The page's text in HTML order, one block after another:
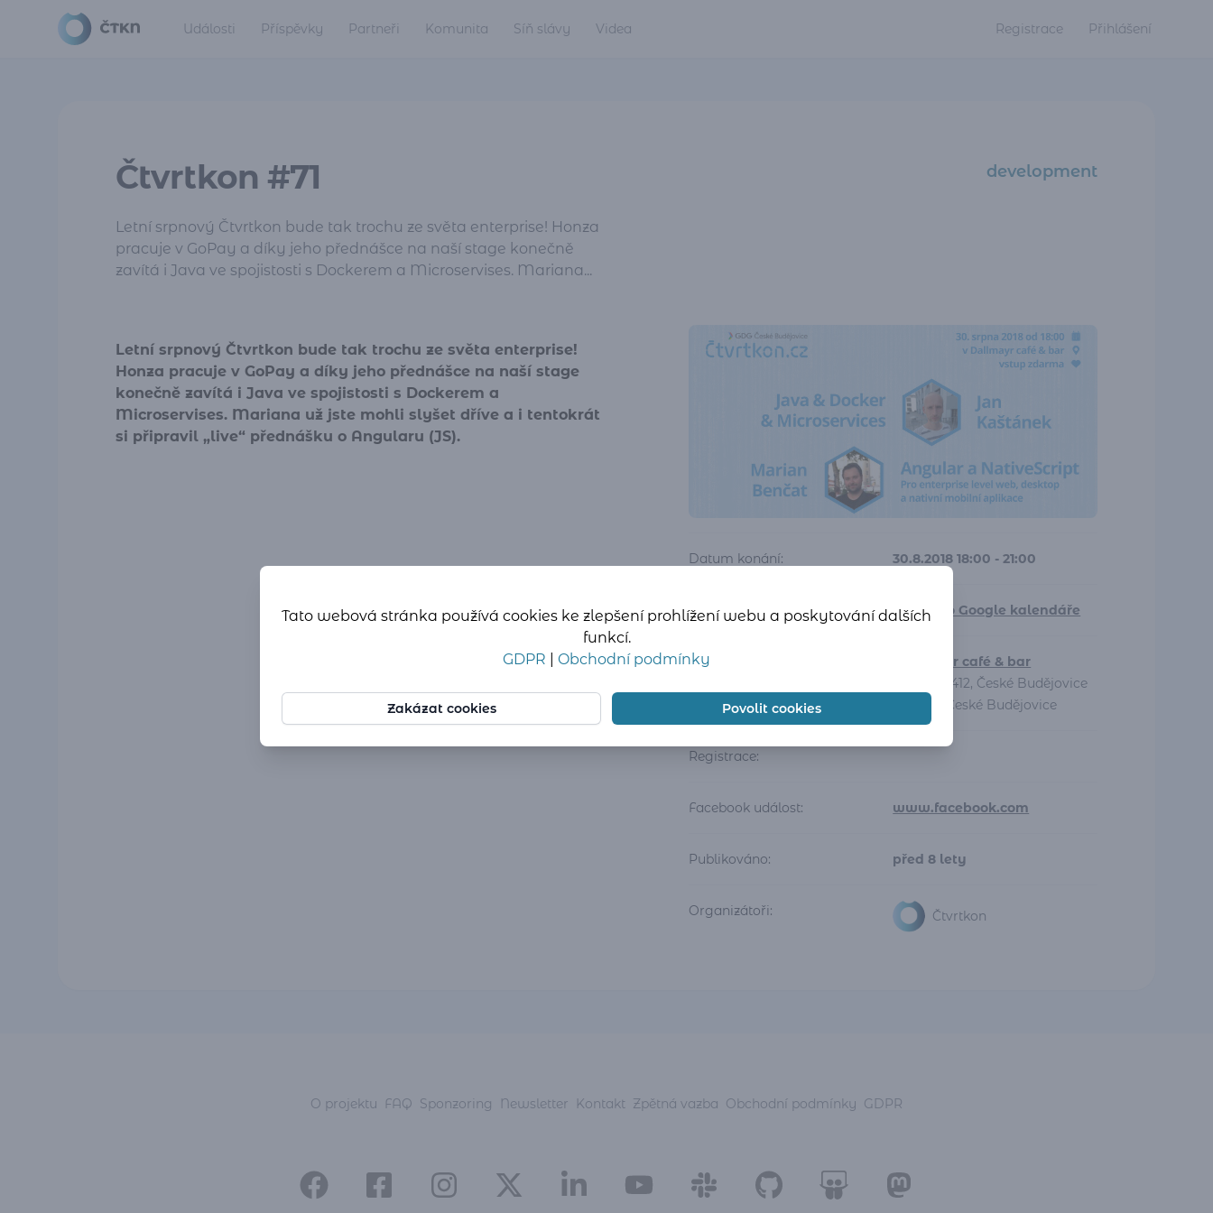
Události Příspěvky Partneři Komunita Síň slávy Videa Registrace Přihlášení
Čtvrtkon #71
Letní srpnový Čtvrtkon bude tak trochu ze světa enterprise! Honza
pracuje v GoPay a díky jeho přednášce na naší stage konečně
zavítá i Java ve spojistosti s Dockerem a Microservises. Mariana...
development
Letní srpnový Čtvrtkon bude tak trochu ze světa enterprise!
Honza pracuje v GoPay a díky jeho přednášce na naší stage
konečně zavítá i Java ve spojistosti s Dockerem a
Microservises. Mariana už jste mohli slyšet dříve a i tentokrát
si připravil „live“ přednášku o Angularu (JS).
Datum konání: 30.8.2018 18:00 - 21:00
Přidat do Google kalendáře
Místo konání:
Dallmayr café & bar
Karla IV. 412, České Budějovice
1, 370 01 České Budějovice
Registrace:
Facebook událost: www.facebook.com
Publikováno: před 8 lety
Organizátoři: Čtvrtkon
O projektu FAQ Sponzoring Newsletter Kontakt Zpětná vazba Obchodní podmínky GDPR
Tato webová stránka používá cookies ke zlepšení prohlížení webu a poskytování dalších
funkcí.
GDPR
Obchodní podmínky
Povolit cookies
Zakázat cookies